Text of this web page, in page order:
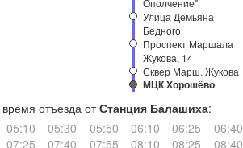
Ополчение"
Улица Демьяна
Бедного
Проспект Маршала
Жукова, 14
Сквер Марш. Жукова
МЦК Хорошёво
время отъезда отСтанция Балашиха:
05:10
05:30 05:50 06:10 06:25 06:40
07:25
07:40 07:55 08:10 08:25 08:40